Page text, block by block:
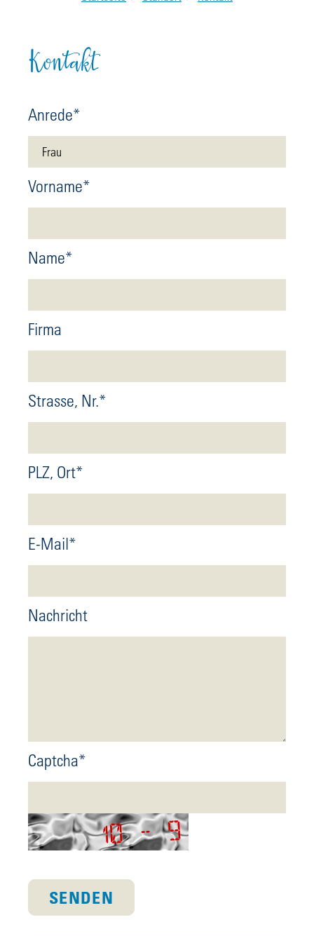
Kontakt
Anrede*
Frau
Vorname*
Name*
Firma
Strasse, Nr.*
PLZ, Ort*
E-Mail*
Nachricht
Captcha*
SENDEN